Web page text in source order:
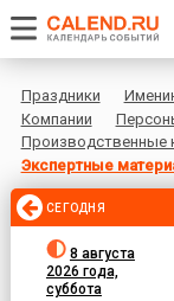
Праздники
Компании
Производственные
Экспертные
СЕГОДНЯ
8 августа
2026 года,
суббота